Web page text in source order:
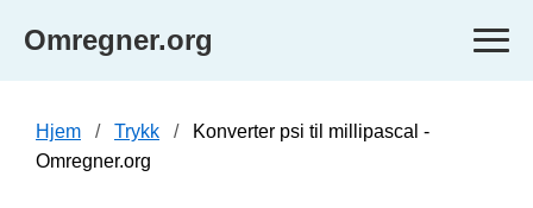
Omregner.org
Hjem Trykk
Konverter psi til millipascal -
Omregner.org